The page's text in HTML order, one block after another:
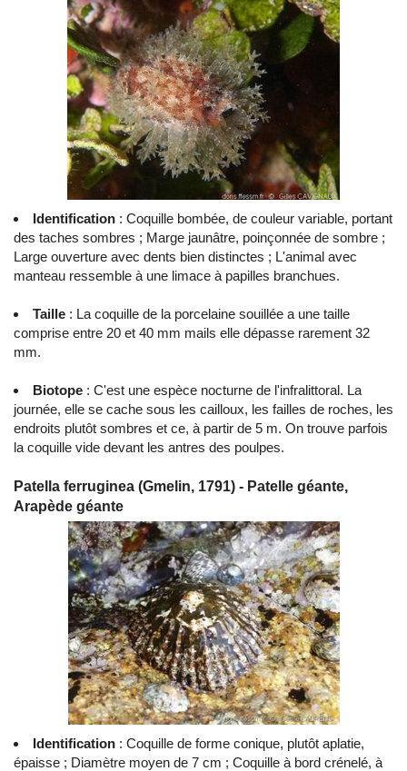
Identification : Coquille bombée, de couleur variable, portant
des taches sombres ; Marge jaunâtre, poinçonnée de sombre ;
Large ouverture avec dents bien distinctes ; L'animal avec
manteau ressemble à une limace à papilles branchues.
Taille : La coquille de la porcelaine souillée a une taille
comprise entre 20 et 40 mm mails elle dépasse rarement 32
mm.
Biotope : C'est une espèce nocturne de l'infralittoral. La
journée, elle se cache sous les cailloux, les failles de roches, les
endroits plutôt sombres et ce, à partir de 5 m. On trouve parfois
la coquille vide devant les antres des poulpes.
Patella ferruginea (Gmelin, 1791) - Patelle géante,
Arapède géante
Identification : Coquille de forme conique, plutôt aplatie,
épaisse ; Diamètre moyen de 7 cm ; Coquille à bord crénelé, à